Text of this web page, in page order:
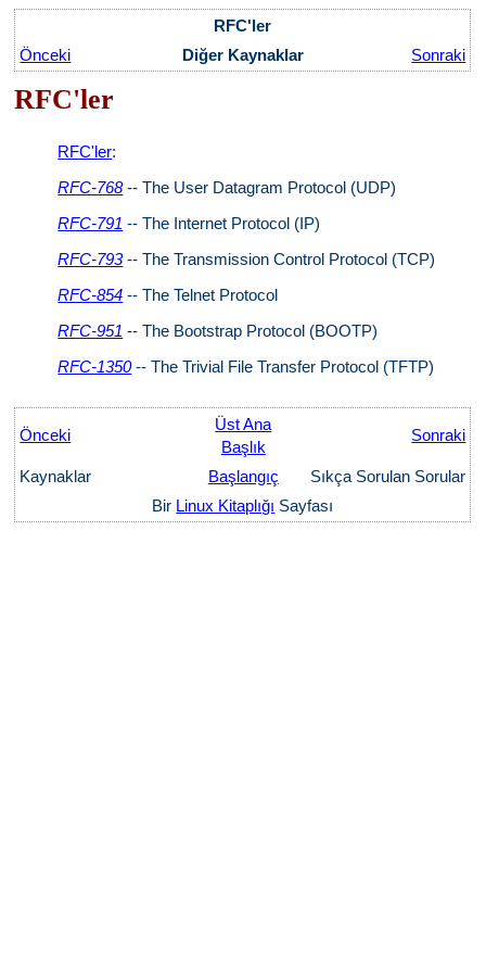
RFC'ler
Önceki
Diğer Kaynaklar Sonraki
RFC'ler
RFC'ler:
RFC-768-- The User Datagram Protocol (UDP)
RFC-791 -- The Internet Protocol (IP)
RFC-793-- The Transmission Control Protocol (TCP)
RFC-854 -- The Telnet Protocol
RFC-951 -- The Bootstrap Protocol (BOOTP)
RFC-1350-- The Trivial File Transfer Protocol (TFTP)
Önceki
Üst Ana
Başlık
Sonraki
Kaynaklar Başlangıç
Sıkça Sorulan Sorular
Bir Linux Kitaplığı Sayfası